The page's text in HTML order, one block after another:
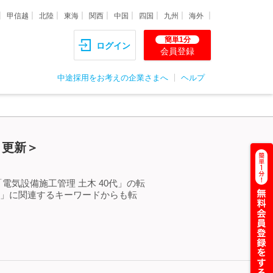
甲信越 北陸 東海 関西 中国 四国 九州 海外
ログイン
簡単1分
会員登録
中途採用をお考えの企業さまへ ヘルプ
新＞
気設備施工管理 土木 40代」の転
に関連するキーワードからも転